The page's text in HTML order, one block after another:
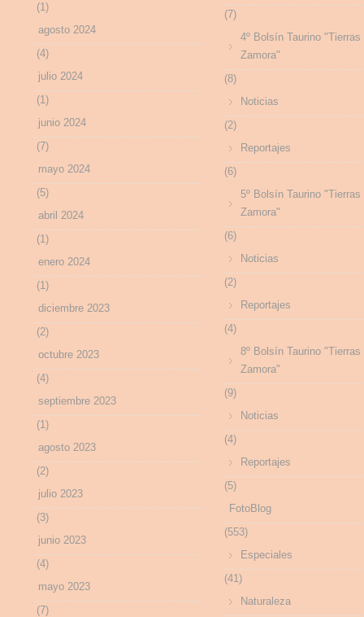
(1)
agosto 2024
(4)
julio 2024
(1)
junio 2024
(7)
mayo 2024
(5)
abril 2024
(1)
enero 2024
(1)
diciembre 2023
(2)
octubre 2023
(4)
septiembre 2023
(1)
agosto 2023
(2)
julio 2023
(3)
junio 2023
(4)
mayo 2023
(7)
(7)
4º Bolsín Taurino "Tierras
Zamora"
(8)
Noticias
(2)
Reportajes
(6)
5º Bolsín Taurino "Tierras
Zamora"
(6)
Noticias
(2)
Reportajes
(4)
8º Bolsín Taurino "Tierras
Zamora"
(9)
Noticias
(4)
Reportajes
(5)
FotoBlog
(553)
Especiales
(41)
Naturaleza